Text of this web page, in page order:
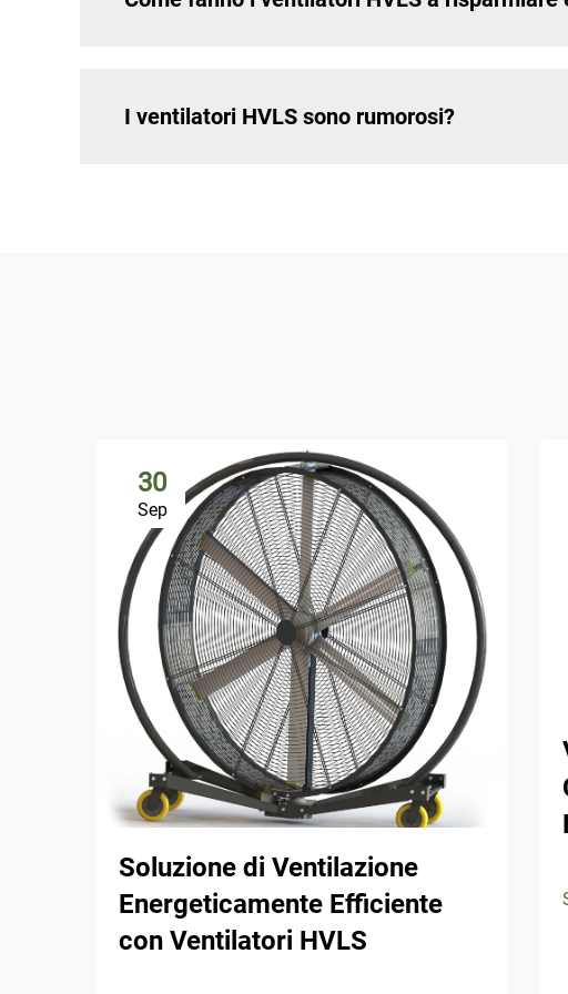
I ventilatori HVLS sono rumorosi?
30
Sep
Soluzione di Ventilazione
Energeticamente Efficiente
con Ventilatori HVLS